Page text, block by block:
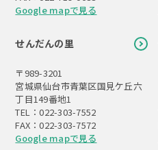
Google mapで見る
せんだんの里
〒989-3201
宮城県仙台市青葉区国見ケ丘六
丁目149番地1
TEL：022-303-7552
FAX：022-303-7572
Google mapで見る